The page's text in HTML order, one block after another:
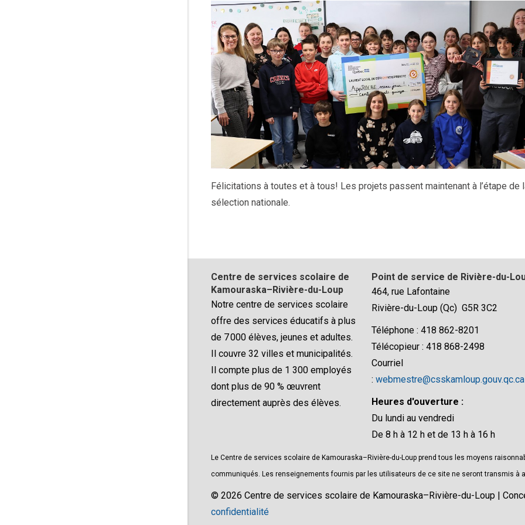
Félicitations à toutes et à tous! Les projets passent maintenant à l’étape de
sélection nationale.
Centre de services scolaire de
Kamouraska–Rivière-du-Loup
Notre centre de services scolaire
offre des services éducatifs à plus
de 7 000 élèves, jeunes et adultes.
Il couvre 32 villes et municipalités.
Il compte plus de 1 300 employés
dont plus de 90 % œuvrent
directement auprès des élèves.
Point de service de Rivière-du-
464, rue Lafontaine
Rivière-du-Loup (Qc) G5R 3C2
Téléphone : 418 862-8201
Télécopieur : 418 868-2498
Courriel
: webmestre@csskamloup.gouv.qc.ca
Heures d'ouverture :
Du lundi au vendredi
De 8 h à 12 h et de 13 h à 16 h
Le Centre de services scolaire de Kamouraska–Rivière-du-Loup prend tous les moyens
communiqués. Les renseignements fournis par les utilisateurs de ce site ne seront transmis à
© 2026 Centre de services scolaire de Kamouraska–Rivière-du-Loup |
confidentialité